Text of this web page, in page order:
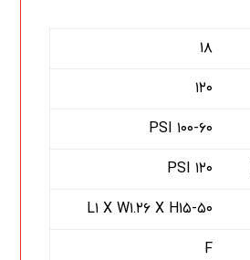
۱۸
۱۲۰
۱۰۰-۶۰ PSI
۱۲۰ PSI
L۱ X W۱.۲۶ X H۱۵-۵۰
F